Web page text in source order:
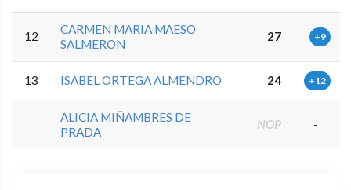
12
CARMEN MARIA MAESO
SALMERON
27 +9
13 ISABEL ORTEGA ALMENDRO 24 +12
ALICIA MIÑAMBRES DE
PRADA
NOP -